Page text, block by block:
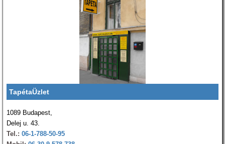
TapétaÜzlet
1089 Budapest,
Delej u. 43.
Tel.: 06-1-788-50-95